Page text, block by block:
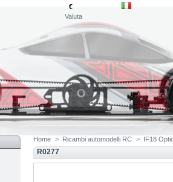
€
Valuta
Home > Ricambi automodelli RC > IF18
R0277